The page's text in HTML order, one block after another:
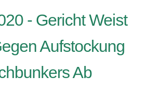
- Gericht Weist
Aufstockung
Ab